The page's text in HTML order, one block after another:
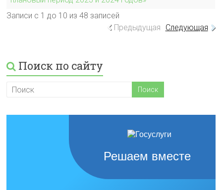
Записи с 1 до 10 из 48 записей
Предыдущая
Следующая
Поиск по сайту
Решаем вместе